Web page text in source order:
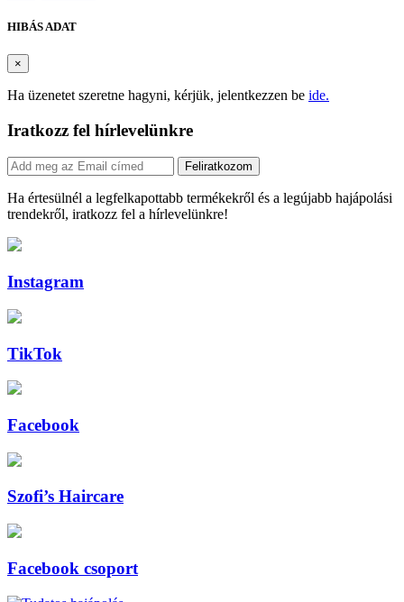
HIBÁS ADAT
×
Ha üzenetet szeretne hagyni, kérjük, jelentkezzen be ide.
Iratkozz fel hírlevelünkre
Feliratkozom
Ha értesülnél a legfelkapottabb termékekről és a legújabb hajápolási
trendekről, iratkozz fel a hírlevelünkre!
Instagram
TikTok
Facebook
Szofi’s Haircare
Facebook csoport